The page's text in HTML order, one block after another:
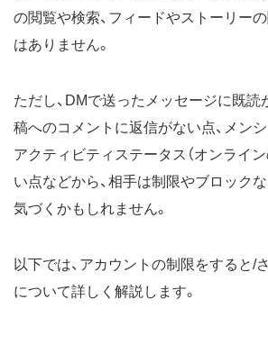
の閲覧や検索、フィードやストーリー
はありません。
ただし、DMで送ったメッセージに既読
稿へのコメントに返信がない点、メン
アクティビティステータス（オンライ
い点などから、相手は制限やブロック
気づくかもしれません。
以下では、アカウントの制限をすると/
について詳しく解説します。